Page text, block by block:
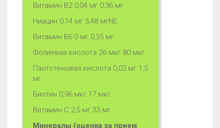
Витамин В2 0,04 мг 0,36 мг
Ниацин 0,14 мг 3,48 мгNE
Витамин B6 0 мг 0,35 мг
Фолиевая кислота 26 мкг 80 мкг
Пантотеновая кислота 0,02 мг 1,5
мг
Биотин 0,96 мкг 17 мкг
Витамин С 2,5 мг 33 мг
Минералы (оценка за прием